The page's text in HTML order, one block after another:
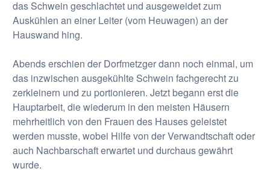
das Schwein geschlachtet und ausgeweidet zum
Auskühlen an einer Leiter (vom Heuwagen) an der
Hauswand hing.
Abends erschien der Dorfmetzger dann noch einmal, um
das inzwischen ausgekühlte Schwein fachgerecht zu
zerkleinern und zu portionieren. Jetzt begann erst die
Hauptarbeit, die wiederum in den meisten Häusern
mehrheitlich von den Frauen des Hauses geleistet
werden musste, wobei Hilfe von der Verwandtschaft oder
auch Nachbarschaft erwartet und durchaus gewährt
wurde.